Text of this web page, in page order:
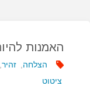
האמנות
הצלחה זהיר
ציטוט